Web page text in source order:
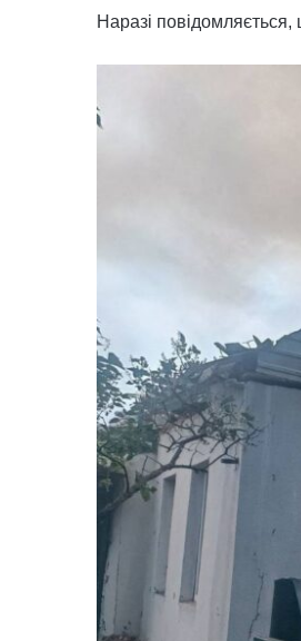
Наразі